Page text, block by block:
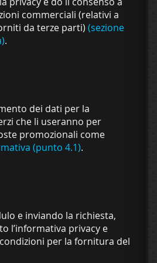
commerciali (relativi a
da terze parti) (sezione
.
dei dati per la
che li useranno per
promozionali come
(punto 4.1).
e inviando la richiesta,
l’informativa privacy e
per la fornitura del